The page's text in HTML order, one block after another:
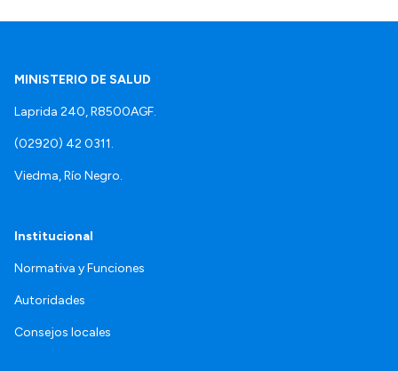
MINISTERIO DE SALUD
Laprida 240, R8500AGF.
(02920) 42 0311.
Viedma, Río Negro.
Institucional
Normativa y Funciones
Autoridades
Consejos locales